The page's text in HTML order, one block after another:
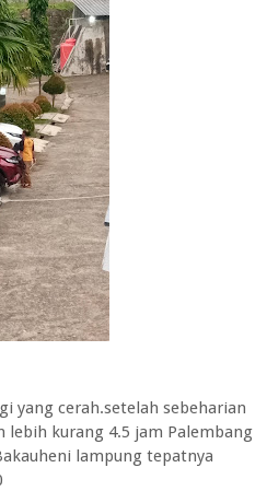
yang cerah.setelah sebeharian
lebih kurang 4.5 jam Palembang
lampung tepatnya